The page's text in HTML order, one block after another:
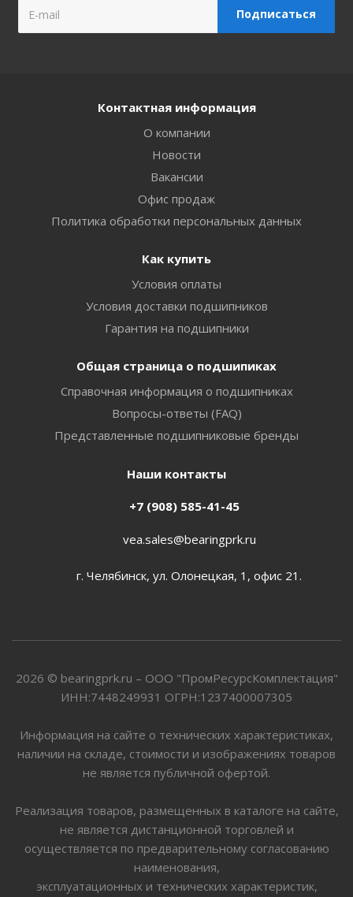
Контактная информация
О компании
Новости
Вакансии
Офис продаж
Политика обработки персональных данных
Как купить
Условия оплаты
Условия доставки подшипников
Гарантия на подшипники
Общая страница о подшипиках
Справочная информация о подшипниках
Вопросы-ответы (FAQ)
Представленные подшипниковые бренды
Наши контакты
+7 (908) 585-41-45
vea.sales@bearingprk.ru
г. Челябинск, ул. Олонецкая, 1, офис 21.
2026 © bearingprk.ru – ООО "ПромРесурсКомплектация"
ИНН:7448249931 ОГРН:1237400007305
Информация на сайте о технических характеристиках,
наличии на складе, стоимости и изображениях товаров
не является публичной офертой.
Реализация товаров, размещенных в каталоге на сайте,
не является дистанционной торговлей и
осуществляется по предварительному согласованию
наименования,
эксплуатационных и технических характеристик,